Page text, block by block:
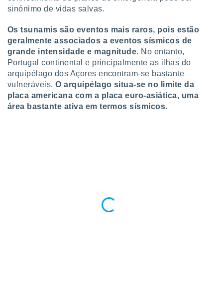
de
através
nós e
únicos
sinónimo de vidas salvas.
Os tsunamis são eventos mais raros, pois estão
geralmente associados a eventos sísmicos de
grande intensidade e magnitude. No entanto,
Portugal continental e principalmente as ilhas do
arquipélago dos Açores encontram-se bastante
vulneráveis.O arquipélago situa-se no limite da
placa americana com a placa euro-asiática, uma
área bastante ativa em termos sísmicos.